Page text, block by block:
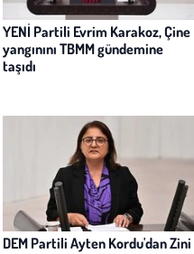
YENİ Partili Evrim Karakoz, Çine
yangınını TBMM gündemine
taşıdı
DEM Partili Ayten Kordu'dan Zini